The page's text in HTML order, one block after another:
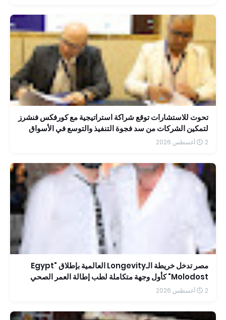
تحوت للاستشارات توقع شراكة استراتيجية مع كورفكس فنشرز
لتمكين الشركات من سد فجوة التنفيذ والتوسع في الأسواق
الإقليمية
2 أغسطس 2026
مصر تدخل خريطة الـLongevity العالمية بإطلاق "Egypt
Molodost" كأول وجهة متكاملة لطب إطالة العمر الصحي
2 أغسطس 2026